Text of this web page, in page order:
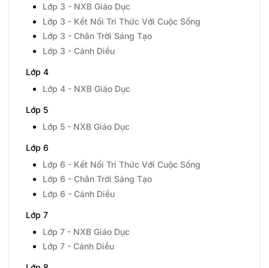
Lớp 3 - NXB Giáo Dục
Lớp 3 - Kết Nối Tri Thức Với Cuộc Sống
Lớp 3 - Chân Trời Sáng Tạo
Lớp 3 - Cánh Diều
Lớp 4
Lớp 4 - NXB Giáo Dục
Lớp 5
Lớp 5 - NXB Giáo Dục
Lớp 6
Lớp 6 - Kết Nối Tri Thức Với Cuộc Sống
Lớp 6 - Chân Trời Sáng Tạo
Lớp 6 - Cánh Diều
Lớp 7
Lớp 7 - NXB Giáo Dục
Lớp 7 - Cánh Diều